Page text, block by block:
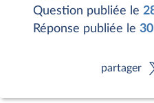
Question publiée le
Réponse publiée le
partager